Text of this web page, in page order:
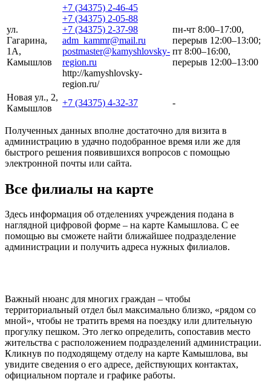
ул.
Гагарина,
1А,
Камышлов
+7 (34375) 2-46-45
+7 (34375) 2-05-88
+7 (34375) 2-37-98
adm_kammr@mail.ru
postmaster@kamyshlovsky-
region.ru
http://kamyshlovsky-
region.ru/
пн-чт 8:00–17:00,
перерыв 12:00–13:00;
пт 8:00–16:00,
перерыв 12:00–13:00
Новая ул., 2,
Камышлов
+7 (34375) 4-32-37 -
Полученных данных вполне достаточно для визита в
администрацию в удачно подобранное время или же для
быстрого решения появившихся вопросов с помощью
электронной почты или сайта.
Все филиалы на карте
Здесь информация об отделениях учреждения подана в
наглядной цифровой форме – на карте Камышлова. С ее
помощью вы сможете найти ближайшее подразделение
администрации и получить адреса нужных филиалов.
Важный нюанс для многих граждан – чтобы
территориальный отдел был максимально близко, «рядом со
мной», чтобы не тратить время на поездку или длительную
прогулку пешком. Это легко определить, сопоставив место
жительства с расположением подразделений администрации.
Кликнув по подходящему отделу на карте Камышлова, вы
увидите сведения о его адресе, действующих контактах,
официальном портале и графике работы.